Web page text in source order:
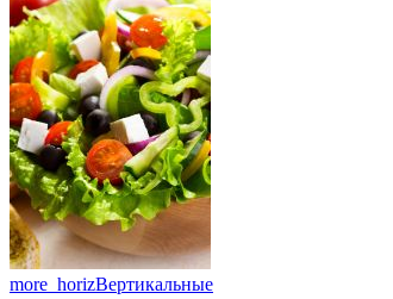
more_horizВертикальные